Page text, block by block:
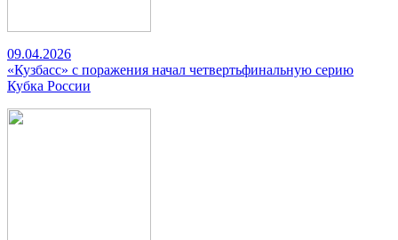
09.04.2026
«Кузбасс» с поражения начал четвертьфинальную серию
Кубка России